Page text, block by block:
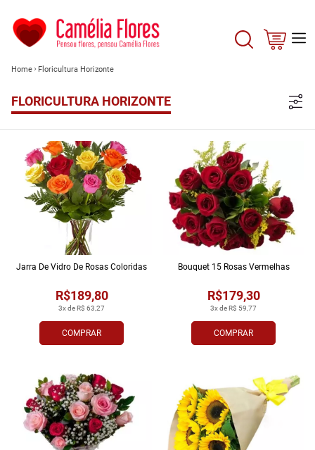
Home Floricultura Horizonte
FLORICULTURA HORIZONTE
COMPRAR
3x de R$ 63,27
R$189,80
Jarra De Vidro De Rosas Coloridas
COMPRAR
3x de R$ 59,77
R$179,30
Bouquet 15 Rosas Vermelhas